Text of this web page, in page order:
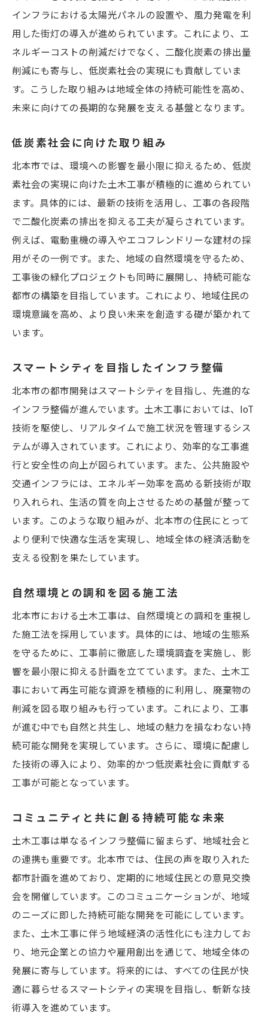
インフラにおける太陽光パネルの設置や、風力発電を利
用した街灯の導入が進められています。これにより、エ
ネルギーコストの削減だけでなく、二酸化炭素の排出量
削減にも寄与し、低炭素社会の実現にも貢献していま
す。こうした取り組みは地域全体の持続可能性を高め、
未来に向けての長期的な発展を支える基盤となります。
低炭素社会に向けた取り組み
北本市では、環境への影響を最小限に抑えるため、低炭
素社会の実現に向けた土木工事が積極的に進められてい
ます。具体的には、最新の技術を活用し、工事の各段階
で二酸化炭素の排出を抑える工夫が凝らされています。
例えば、電動重機の導入やエコフレンドリーな建材の採
用がその一例です。また、地域の自然環境を守るため、
工事後の緑化プロジェクトも同時に展開し、持続可能な
都市の構築を目指しています。これにより、地域住民の
環境意識を高め、より良い未来を創造する礎が築かれて
います。
スマートシティを目指したインフラ整備
北本市の都市開発はスマートシティを目指し、先進的な
インフラ整備が進んでいます。土木工事においては、IoT
技術を駆使し、リアルタイムで施工状況を管理するシス
テムが導入されています。これにより、効率的な工事進
行と安全性の向上が図られています。また、公共施設や
交通インフラには、エネルギー効率を高める新技術が取
り入れられ、生活の質を向上させるための基盤が整って
います。このような取り組みが、北本市の住民にとって
より便利で快適な生活を実現し、地域全体の経済活動を
支える役割を果たしています。
自然環境との調和を図る施工法
北本市における土木工事は、自然環境との調和を重視し
た施工法を採用しています。具体的には、地域の生態系
を守るために、工事前に徹底した環境調査を実施し、影
響を最小限に抑える計画を立てています。また、土木工
事において再生可能な資源を積極的に利用し、廃棄物の
削減を図る取り組みも行っています。これにより、工事
が進む中でも自然と共生し、地域の魅力を損なわない持
続可能な開発を実現しています。さらに、環境に配慮し
た技術の導入により、効率的かつ低炭素社会に貢献する
工事が可能となっています。
コミュニティと共に創る持続可能な未来
土木工事は単なるインフラ整備に留まらず、地域社会と
の連携も重要です。北本市では、住民の声を取り入れた
都市計画を進めており、定期的に地域住民との意見交換
会を開催しています。このコミュニケーションが、地域
のニーズに即した持続可能な開発を可能にしています。
また、土木工事に伴う地域経済の活性化にも注力してお
り、地元企業との協力や雇用創出を通じて、地域全体の
発展に寄与しています。将来的には、すべての住民が快
適に暮らせるスマートシティの実現を目指し、斬新な技
術導入を進めています。